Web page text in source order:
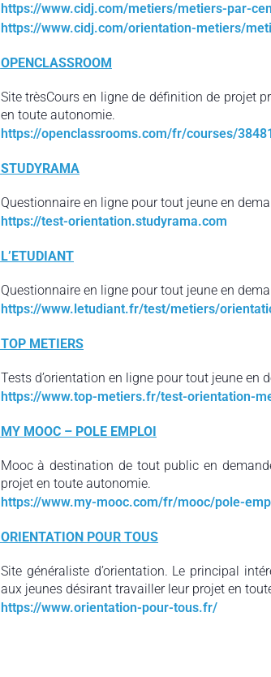
https://www.cidj.com/metiers/metiers-par-
https://www.cidj.com/orientation-metiers/
OPENCLASSROOM
Site trèsCours en ligne de définition de projet
en toute autonomie.
https://openclassrooms.com/fr/courses/
STUDYRAMA
Questionnaire en ligne pour tout jeune en
https://test-orientation.studyrama.com
L’ETUDIANT
Questionnaire en ligne pour tout jeune en
https://www.letudiant.fr/test/metiers/
TOP METIERS
Tests d’orientation en ligne pour tout jeune en
https://www.top-metiers.fr/test-orientation-
MY MOOC – POLE EMPLOI
Mooc à destination de tout public en
projet en toute autonomie.
https://www.my-mooc.com/fr/mooc/pole-
ORIENTATION POUR TOUS
Site généraliste d’orientation. Le principal
aux jeunes désirant travailler leur projet en
https://www.orientation-pour-tous.fr/